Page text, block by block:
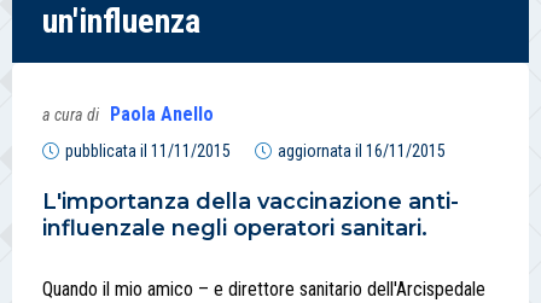
un'influenza
a cura di Paola Anello
pubblicata il 11/11/2015 aggiornata il 16/11/2015
L'importanza della vaccinazione anti-
influenzale negli operatori sanitari.
Quando il mio amico – e direttore sanitario dell'Arcispedale